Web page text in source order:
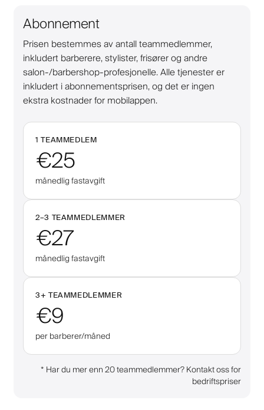
Abonnement
Prisen bestemmes av antall teammedlemmer,
inkludert barberere, stylister, frisører og andre
salon-/barbershop-profesjonelle. Alle tjenester er
inkludert i abonnementsprisen, og det er ingen
ekstra kostnader for mobilappen.
1 TEAMMEDLEM
€25
månedlig fastavgift
2–3 TEAMMEDLEMMER
€27
månedlig fastavgift
3+ TEAMMEDLEMMER
€9
per barberer/måned
* Har du mer enn 20 teammedlemmer? Kontakt oss for
bedriftspriser